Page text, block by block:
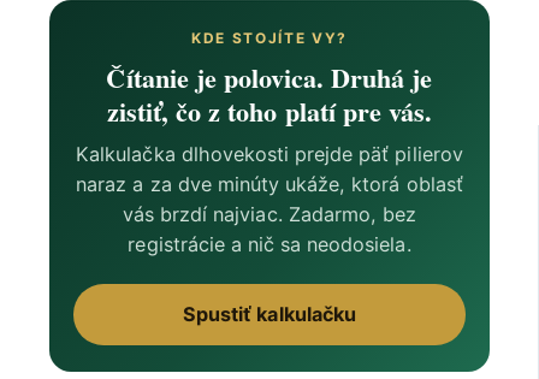
KDE STOJÍTE VY?
Čítanie je polovica. Druhá je
zistiť, čo z toho platí pre vás.
Kalkulačka dlhovekosti prejde päť pilierov
naraz a za dve minúty ukáže, ktorá oblasť
vás brzdí najviac. Zadarmo, bez
registrácie a nič sa neodosiela.
Spustiť kalkulačku